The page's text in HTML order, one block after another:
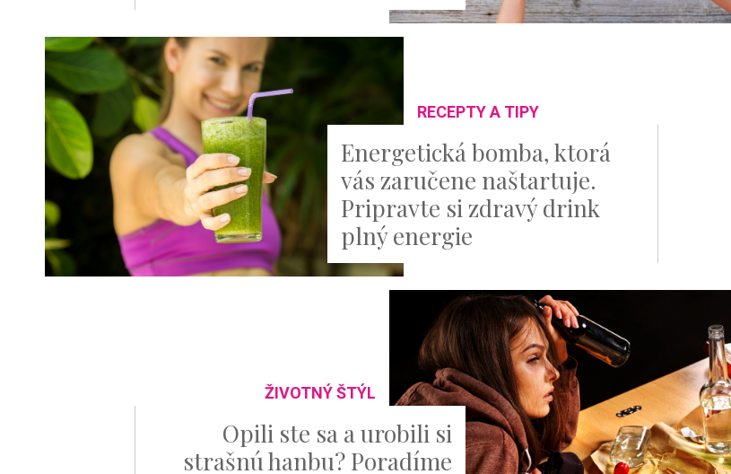
RECEPTY A TIPY
Energetická bomba, ktorá
vás zaručene naštartuje.
Pripravte si zdravý drink
plný energie
ŽIVOTNÝ ŠTÝL
Opili ste sa a urobili si
strašnú hanbu? Poradíme